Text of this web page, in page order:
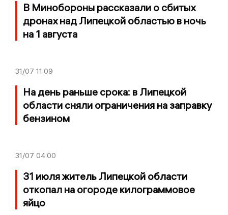
В Минобороны рассказали о сбитых
дронах над Липецкой областью в ночь
на 1 августа
31/07 11:09
На день раньше срока: в Липецкой
области сняли ограничения на заправку
бензином
31/07 04:00
31 июля житель Липецкой области
откопал на огороде килограммовое
яйцо